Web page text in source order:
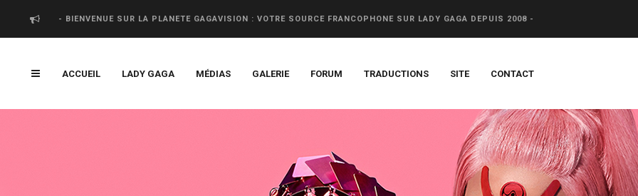
- BIENVENUE SUR LA PLANETE GAGAVISION : VOTRE SOURCE FRANCOPHONE SUR LADY GAGA DEPUIS 2008 -
ACCUEIL LADY GAGA MÉDIAS GALERIE FORUM TRADUCTIONS SITE CONTACT